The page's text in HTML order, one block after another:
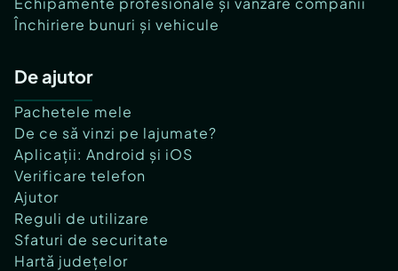
Închiriere bunuri și vehicule
De ajutor
Pachetele mele
De ce să vinzi pe lajumate?
Aplicații: Android și iOS
Verificare telefon
Ajutor
Reguli de utilizare
Sfaturi de securitate
Hartă județelor